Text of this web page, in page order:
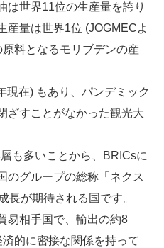
は世界11位の生産量を誇り
産量は世界1位 (JOGMECよ
料となるモリブデンの産
現在) もあり、パンデミック
ざすことがなかった観光大
も多いことから、BRICsに
のグループの総称「ネクス
長が期待される国です。
易相手国で、輸出の約8
的に密接な関係を持って